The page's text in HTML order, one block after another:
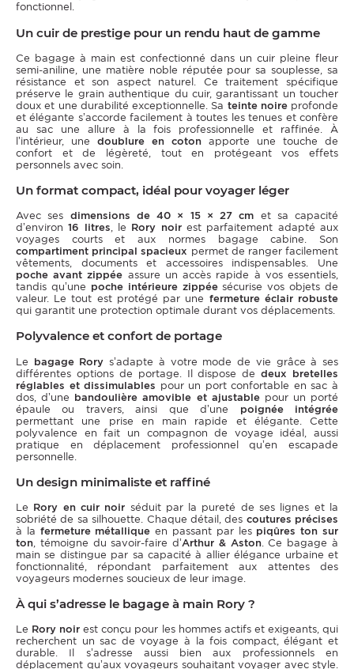
fonctionnel.
Un cuir de prestige pour un rendu haut de gamme
Ce bagage à main est confectionné dans un cuir pleine fleur
semi-aniline, une matière noble réputée pour sa souplesse, sa
résistance et son aspect naturel. Ce traitement spécifique
préserve le grain authentique du cuir, garantissant un toucher
doux et une durabilité exceptionnelle. Sa teinte noireprofonde
et élégante s’accorde facilement à toutes les tenues et confère
au sac une allure à la fois professionnelle et raffinée. À
l’intérieur, une doublure en coton apporte une touche de
confort et de légèreté, tout en protégeant vos effets
personnels avec soin.
Un format compact, idéal pour voyager léger
Avec ses dimensions de 40 × 15 × 27 cm et sa capacité
d’environ16 litres, le Rory noirest parfaitement adapté aux
voyages courts et aux normes bagage cabine. Son
compartiment principal spacieux permet de ranger facilement
vêtements, documents et accessoires indispensables. Une
poche avant zippée assure un accès rapide à vos essentiels,
tandis qu’une poche intérieure zippéesécurise vos objets de
valeur. Le tout est protégé par une fermeture éclair robuste
qui garantit une protection optimale durant vos déplacements.
Polyvalence et confort de portage
Le bagage Rory s’adapte à votre mode de vie grâce à ses
différentes options de portage. Il dispose dedeux bretelles
réglables et dissimulables pour un port confortable en sac à
dos, d’une bandoulière amovible et ajustablepour un porté
épaule ou travers, ainsi que d’une poignée intégrée
permettant une prise en main rapide et élégante. Cette
polyvalence en fait un compagnon de voyage idéal, aussi
pratique en déplacement professionnel qu’en escapade
personnelle.
Un design minimaliste et raffiné
Le Rory en cuir noir séduit par la pureté de ses lignes et la
sobriété de sa silhouette. Chaque détail, des coutures précises
à la fermeture métallique en passant par les piqûres ton sur
ton, témoigne du savoir-faire d’Arthur & Aston. Ce bagage à
main se distingue par sa capacité à allier élégance urbaine et
fonctionnalité, répondant parfaitement aux attentes des
voyageurs modernes soucieux de leur image.
À qui s’adresse le bagage à main Rory ?
Le Rory noir est conçu pour les hommes actifs et exigeants, qui
recherchent un sac de voyage à la fois compact, élégant et
durable. Il s’adresse aussi bien aux professionnels en
déplacement qu’aux voyageurs souhaitant voyager avec style.